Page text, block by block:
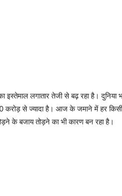
लगातार तेजी से बढ़ रहा है। दुनिया
करोड़ से ज्यादा है। आज के जमाने में हर
के बजाय तोड़ने का भी कारण बन रहा है।